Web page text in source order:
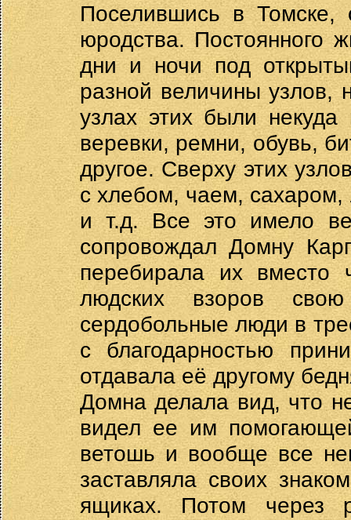
Поселившись в Томске,
юродства. Постоянного
дни и ночи под
разной величины узлов,
узлах этих были
веревки, ремни, обувь,
другое. Сверху этих
с хлебом, чаем, сахаром,
и т.д. Все это имело
сопровождал Домну
перебирала их вместо
людских взоров
сердобольные люди в
с благодарностью
отдавала её другому
Домна делала вид, что
видел ее им
ветошь и вообще все
заставляла своих
ящиках. Потом через